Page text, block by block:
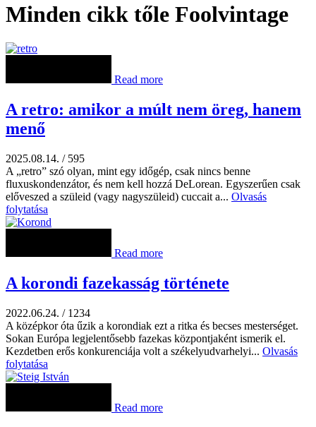
Minden cikk tőle Foolvintage
Read more
A retro: amikor a múlt nem öreg, hanem
menő
2025.08.14. / 595
A „retro” szó olyan, mint egy időgép, csak nincs benne
fluxuskondenzátor, és nem kell hozzá DeLorean. Egyszerűen csak
előveszed a szüleid (vagy nagyszüleid) cuccait a... Olvasás
folytatása
Read more
A korondi fazekasság története
2022.06.24. / 1234
A középkor óta űzik a korondiak ezt a ritka és becses mesterséget.
Sokan Európa legjelentősebb fazekas központjaként ismerik el.
Kezdetben erős konkurenciája volt a székelyudvarhelyi... Olvasás
folytatása
Read more